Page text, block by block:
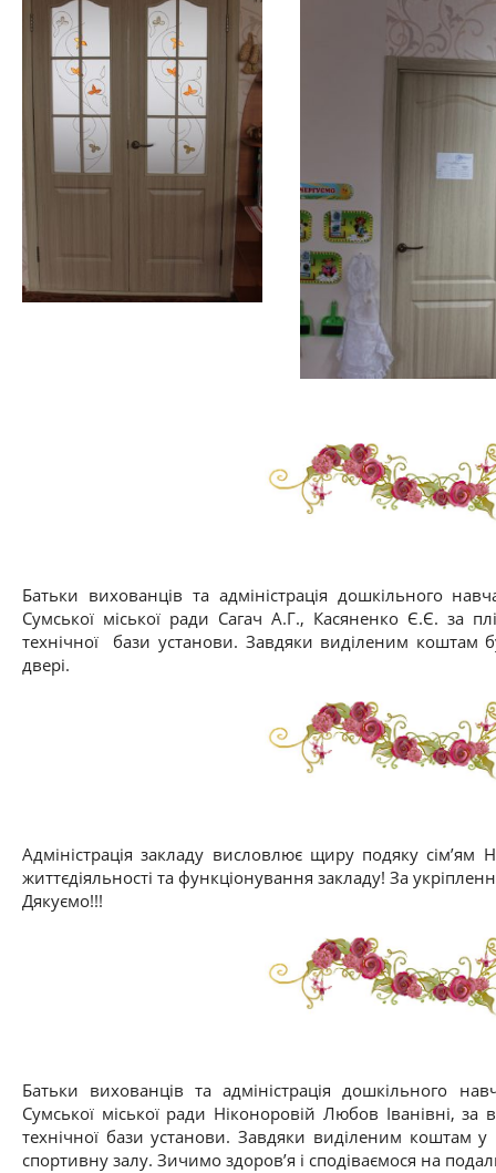
Батьки вихованців та адміністрація дошкільного
Сумської міської ради Сагач А.Г., Касяненко Є.Є. за
технічної бази установи. Завдяки виділеним коштам
двері.
Адміністрація закладу висловлює щиру подяку
життєдіяльності та функціонування закладу! За
Дякуємо!!!
Батьки вихованців та адміністрація дошкільного
Сумської міської ради Ніконоровій Любов Іванівні,
технічної бази установи. Завдяки виділеним коштам
спортивну залу. Зичимо здоров’я і сподіваємося на